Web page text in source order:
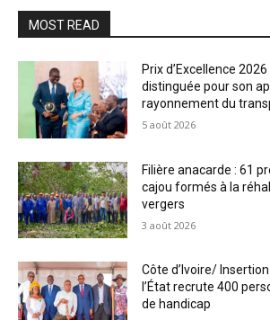
MOST READ
Prix d’Excellence
distinguée pour son
rayonnement du
5 août 2026
Filière anacarde : 61
cajou formés à la
vergers
3 août 2026
Côte d’Ivoire/
l’État recrute 400
de handicap